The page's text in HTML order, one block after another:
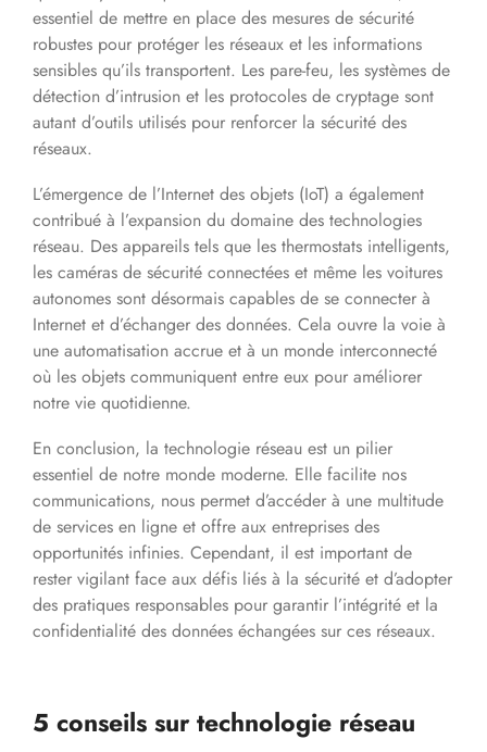
essentiel de mettre en place des mesures de sécurité
robustes pour protéger les réseaux et les informations
sensibles qu’ils transportent. Les pare-feu, les systèmes de
détection d’intrusion et les protocoles de cryptage sont
autant d’outils utilisés pour renforcer la sécurité des
réseaux.
L’émergence de l’Internet des objets (IoT) a également
contribué à l’expansion du domaine des technologies
réseau. Des appareils tels que les thermostats intelligents,
les caméras de sécurité connectées et même les voitures
autonomes sont désormais capables de se connecter à
Internet et d’échanger des données. Cela ouvre la voie à
une automatisation accrue et à un monde interconnecté
où les objets communiquent entre eux pour améliorer
notre vie quotidienne.
En conclusion, la technologie réseau est un pilier
essentiel de notre monde moderne. Elle facilite nos
communications, nous permet d’accéder à une multitude
de services en ligne et offre aux entreprises des
opportunités infinies. Cependant, il est important de
rester vigilant face aux défis liés à la sécurité et d’adopter
des pratiques responsables pour garantir l’intégrité et la
confidentialité des données échangées sur ces réseaux.
5 conseils sur technologie réseau